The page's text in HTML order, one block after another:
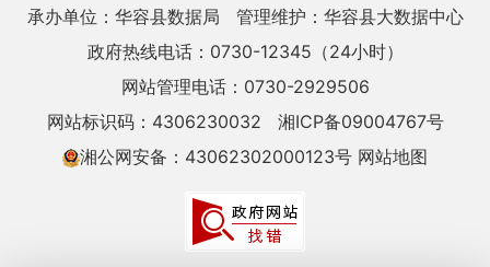
承办单位：华容县数据局
管理维护：华容县大数据中心
政府热线电话：0730-12345（24小时）
网站管理电话：0730-2929506
网站标识码：4306230032
湘ICP备09004767号
湘公网安备：43062302000123号 网站地图